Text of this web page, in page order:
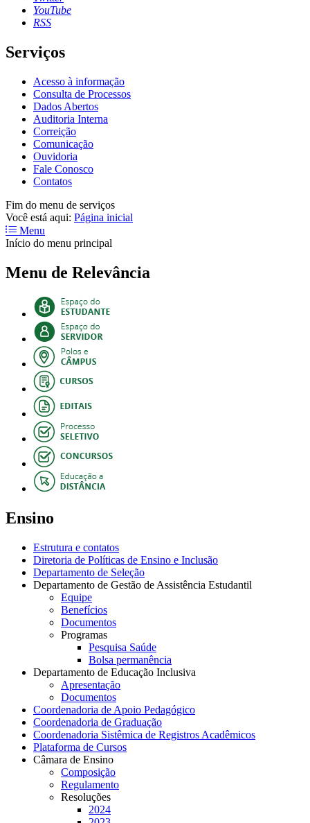
YouTube
RSS
Serviços
Acesso à informação
Consulta de Processos
Dados Abertos
Auditoria Interna
Correição
Comunicação
Ouvidoria
Fale Conosco
Contatos
Fim do menu de serviços
Você está aqui: Página inicial
Menu
Início do menu principal
Menu de Relevância
Ensino
Estrutura e contatos
Diretoria de Políticas de Ensino e Inclusão
Departamento de Seleção
Departamento de Gestão de Assistência Estudantil
Equipe
Benefícios
Documentos
Programas
Pesquisa Saúde
Bolsa permanência
Departamento de Educação Inclusiva
Apresentação
Documentos
Coordenadoria de Apoio Pedagógico
Coordenadoria de Graduação
Coordenadoria Sistêmica de Registros Acadêmicos
Plataforma de Cursos
Câmara de Ensino
Composição
Regulamento
Resoluções
2024